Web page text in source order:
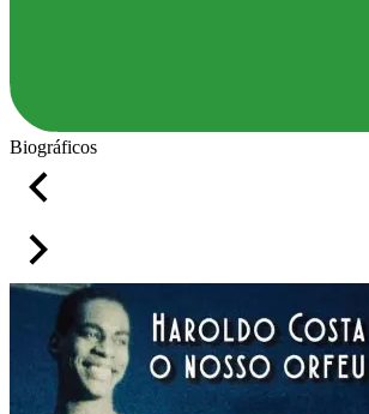
Biográficos